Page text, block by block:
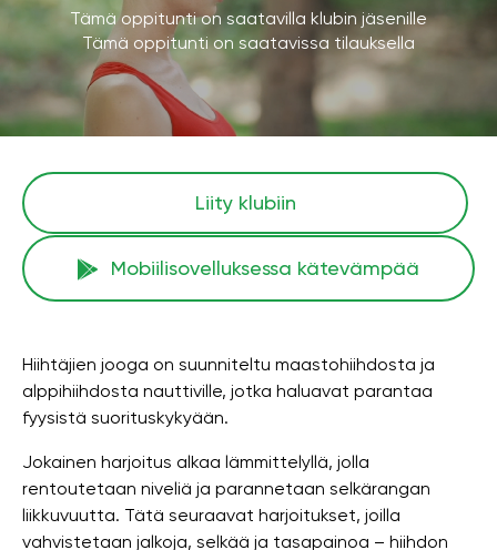
Tämä oppitunti on saatavilla klubin jäsenille
Tämä oppitunti on saatavissa tilauksella
Liity klubiin
Mobiilisovelluksessa kätevämpää
Hiihtäjien jooga on suunniteltu maastohiihdosta ja
alppihiihdosta nauttiville, jotka haluavat parantaa
fyysistä suorituskykyään.
Jokainen harjoitus alkaa lämmittelyllä, jolla
rentoutetaan niveliä ja parannetaan selkärangan
liikkuvuutta. Tätä seuraavat harjoitukset, joilla
vahvistetaan jalkoja, selkää ja tasapainoa – hiihdon